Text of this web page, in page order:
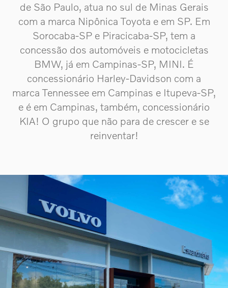
de São Paulo, atua no sul de Minas Gerais
com a marca Nipônica Toyota e em SP. Em
Sorocaba-SP e Piracicaba-SP, tem a
concessão dos automóveis e motocicletas
BMW, já em Campinas-SP, MINI. É
concessionário Harley-Davidson com a
marca Tennessee em Campinas e Itupeva-SP,
e é em Campinas, também, concessionário
KIA! O grupo que não para de crescer e se
reinventar!